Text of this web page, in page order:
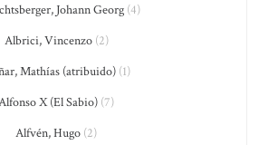
Johann Georg (4)
Albrici, Vincenzo(2)
Mathías (atribuido) (1)
X (El Sabio) (7)
Alfvén, Hugo (2)